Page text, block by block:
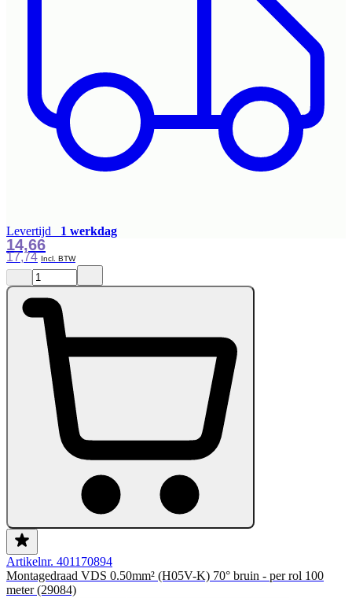
Levertijd 1 werkdag
17,74
14,66
Artikelnr. 401170894
Montagedraad VDS 0.50mm² (H05V-K) 70° bruin - per rol 100
meter (29084)